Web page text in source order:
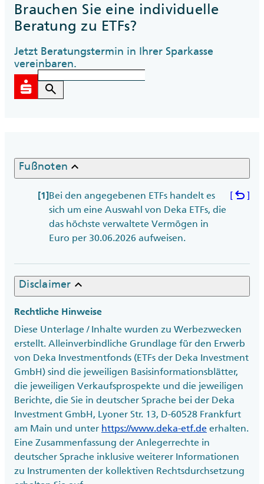
Brauchen Sie eine individuelle
Beratung zu ETFs?
Jetzt Beratungstermin in Ihrer Sparkasse
vereinbaren.
search
Fußnoten keyboard_arrow_up
[1]Bei den angegebenen ETFs handelt es
sich um eine Auswahl von Deka ETFs, die
das höchste verwaltete Vermögen in
Euro per 30.06.2026 aufweisen.
[ undo ]
Disclaimer keyboard_arrow_up
Rechtliche Hinweise
Diese Unterlage / Inhalte wurden zu Werbezwecken
erstellt. Alleinverbindliche Grundlage für den Erwerb
von Deka Investmentfonds (ETFs der Deka Investment
GmbH) sind die jeweiligen Basisinformationsblätter,
die jeweiligen Verkaufsprospekte und die jeweiligen
Berichte, die Sie in deutscher Sprache bei der Deka
Investment GmbH, Lyoner Str. 13, D-60528 Frankfurt
am Main und unter https://www.deka-etf.de erhalten.
Eine Zusammenfassung der Anlegerrechte in
deutscher Sprache inklusive weiterer Informationen
zu Instrumenten der kollektiven Rechtsdurchsetzung